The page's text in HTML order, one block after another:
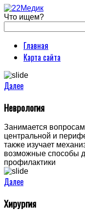
Что ищем?
Главная
Карта сайта
Далее
Неврология
Занимается
центральной и
также изучает
возможные способы
профилактики
Далее
Хирургия